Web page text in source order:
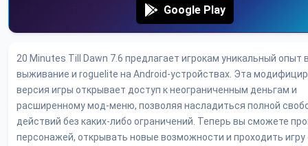
Google Play
20 Minutes Till Dawn 7.6 предлагает игрокам уникальный опыт
выживание и roguelite на Android-устройствах. Эта
версия игры открывает доступ к неограниченным деньгам и
расширенному мод-меню, позволяя насладиться полной
действий без каких-либо ограничений. Теперь вы сможете
персонажей, открывать новые возможности и проходить игру